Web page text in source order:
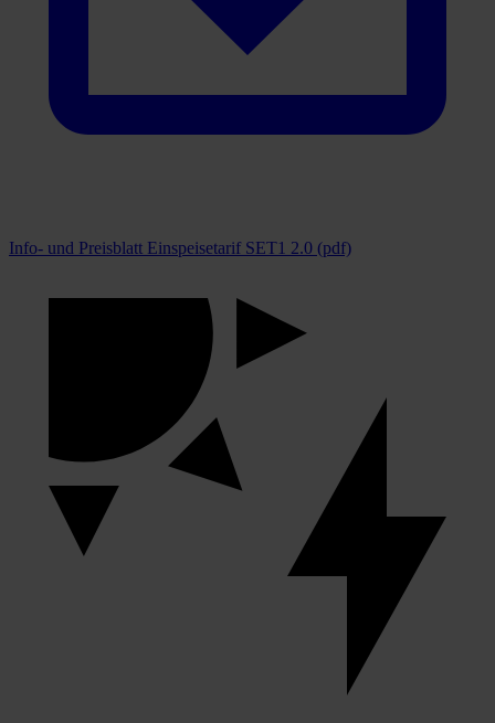
Info- und Preisblatt Einspeisetarif SET1 2.0 (pdf)